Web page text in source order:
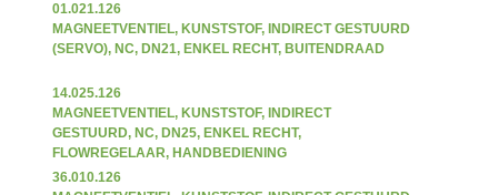
01.021.126
MAGNEETVENTIEL, KUNSTSTOF, INDIRECT GESTUURD
(SERVO), NC, DN21, ENKEL RECHT, BUITENDRAAD
14.025.126
MAGNEETVENTIEL, KUNSTSTOF, INDIRECT
GESTUURD, NC, DN25, ENKEL RECHT,
FLOWREGELAAR, HANDBEDIENING
36.010.126